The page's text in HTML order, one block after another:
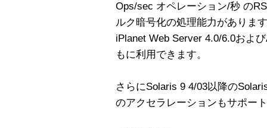
Ops/sec オペレーション/秒 の
ルク暗号化の処理能力がありま
iPlanet Web Server 4.0/6.0およ
もに利用できます。
さらにSolaris 9 4/03以降の
のアクセラレーションもサポー